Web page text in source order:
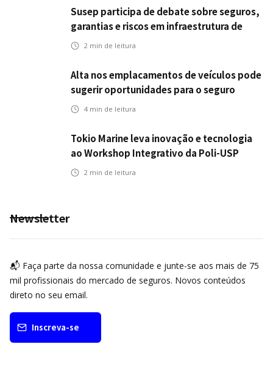
Susep participa de debate sobre seguros,
garantias e riscos em infraestrutura de
transportes
2 min de leitura
Alta nos emplacamentos de veículos pode
sugerir oportunidades para o seguro
automotivo
4 min de leitura
Tokio Marine leva inovação e tecnologia
ao Workshop Integrativo da Poli-USP
2 min de leitura
Newsletter
📬 Faça parte da nossa comunidade e junte-se aos mais de 75
mil profissionais do mercado de seguros. Novos conteúdos
direto no seu email.
Inscreva-se